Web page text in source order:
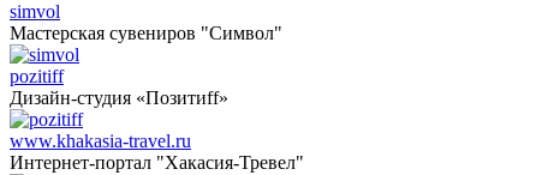
simvol
Мастерская сувениров "Символ"
pozitiff
Дизайн-студия «Позитиff»
www.khakasia-travel.ru
Интернет-портал "Хакасия-Тревел"